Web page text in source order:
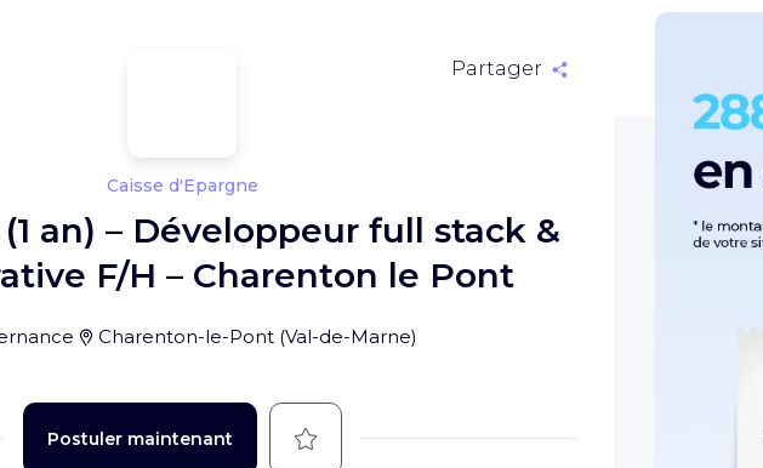
Partager
Caisse d'Epargne
an) – Développeur full stack &
F/H – Charenton le Pont
Charenton-le-Pont (Val-de-Marne)
Postuler maintenant Sauvegarder